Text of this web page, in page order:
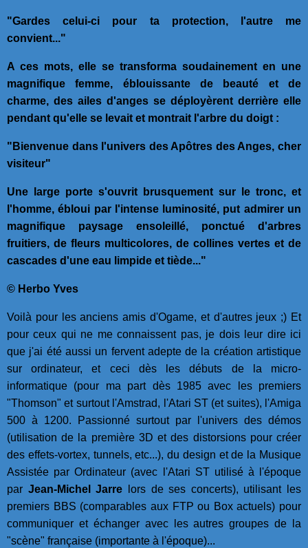
"Gardes celui-ci pour ta protection, l'autre me
convient..."
A ces mots, elle se transforma soudainement en une
magnifique femme, éblouissante de beauté et de
charme, des ailes d'anges se déployèrent derrière elle
pendant qu'elle se levait et montrait l'arbre du doigt :
"Bienvenue dans l'univers des Apôtres des Anges, cher
visiteur"
Une large porte s'ouvrit brusquement sur le tronc, et
l'homme, ébloui par l'intense luminosité, put admirer un
magnifique paysage ensoleillé, ponctué d'arbres
fruitiers, de fleurs multicolores, de collines vertes et de
cascades d'une eau limpide et tiède..."
© Herbo Yves
Voilà pour les anciens amis d'Ogame, et d'autres jeux ;) Et
pour ceux qui ne me connaissent pas, je dois leur dire ici
que j'ai été aussi un fervent adepte de la création artistique
sur ordinateur, et ceci dès les débuts de la micro-
informatique (pour ma part dès 1985 avec les premiers
"Thomson" et surtout l'Amstrad, l'Atari ST (et suites), l'Amiga
500 à 1200. Passionné surtout par l'univers des démos
(utilisation de la première 3D et des distorsions pour créer
des effets-vortex, tunnels, etc...), du design et de la Musique
Assistée par Ordinateur (avec l'Atari ST utilisé à l'époque
par Jean-Michel Jarre lors de ses concerts), utilisant les
premiers BBS (comparables aux FTP ou Box actuels) pour
communiquer et échanger avec les autres groupes de la
"scène" française (importante à l'époque)...